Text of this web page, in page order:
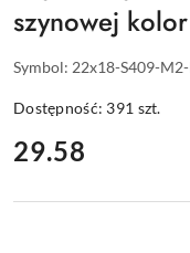
szynowej kolor
Symbol: 22x18-S409-
Dostępność: 391 szt.
cena:
29.58